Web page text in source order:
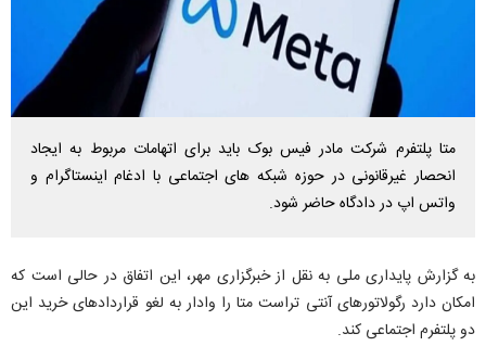
متا پلتفرم شرکت مادر فیس بوک باید برای اتهامات مربوط به ایجاد
انحصار غیرقانونی در حوزه شبکه های اجتماعی با ادغام اینستاگرام و
واتس اپ در دادگاه حاضر شود.
به گزارش پایداری ملی به نقل از خبرگزاری مهر، این اتفاق در حالی است که
امکان دارد رگولاتورهای آنتی تراست متا را وادار به لغو قراردادهای خرید این
دو پلتفرم اجتماعی کند.